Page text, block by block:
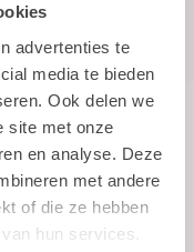
advertenties te
media te bieden
Ook delen we
site met onze
en analyse. Deze
met andere
of die ze hebben
hun services.